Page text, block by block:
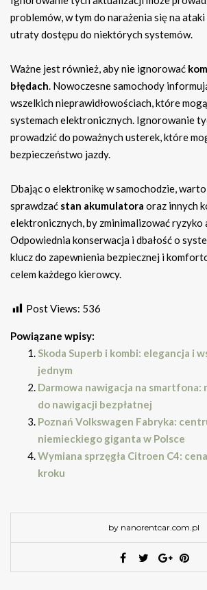
problemów, w tym do narażenia się na
utraty dostępu do niektórych systemów.
Ważne jest również, aby nie ignorować
błędach. Nowoczesne samochody
wszelkich nieprawidłowościach, które
systemach elektronicznych. Ignorowanie
prowadzić do poważnych usterek, które
bezpieczeństwo jazdy.
Dbając o elektronikę w samochodzie,
sprawdzać stan akumulatora oraz innych
elektronicznych, by zminimalizować ryzyko
Odpowiednia konserwacja i dbałość o
klucz do zapewnienia bezpiecznej i
celem każdego kierowcy.
Post Views: 536
Powiązane wpisy:
Skoda Superb i kombi: elegancja i
jednym
Darmowa nawigacja na smartfona:
do nawigacji bezpłatnej
Poznań Volkswagen Fabryka:
niemieckiego giganta w Polsce
Wymiana sprzęgła Citroen C4:
kroku
by nanorentcar.com.pl